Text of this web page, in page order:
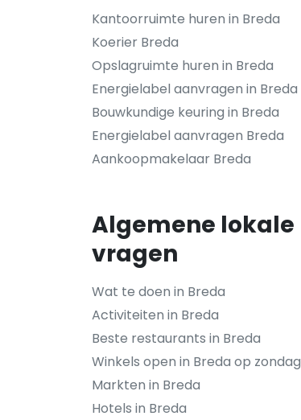
Kantoorruimte huren in Breda
Koerier Breda
Opslagruimte huren in Breda
Energielabel aanvragen in Breda
Bouwkundige keuring in Breda
Energielabel aanvragen Breda
Aankoopmakelaar Breda
Algemene lokale
vragen
Wat te doen in Breda
Activiteiten in Breda
Beste restaurants in Breda
Winkels open in Breda op zondag
Markten in Breda
Hotels in Breda